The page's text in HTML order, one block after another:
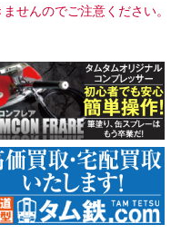
せんのでご注意ください。